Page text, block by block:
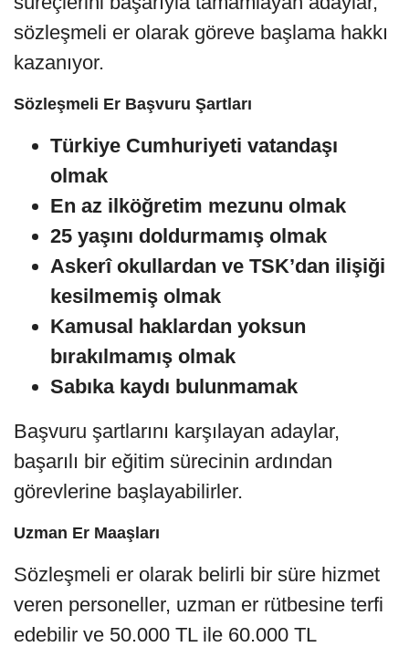
sözleşmeli er olarak göreve başlama hakkı
kazanıyor.
Sözleşmeli Er Başvuru Şartları
Türkiye Cumhuriyeti vatandaşı
olmak
En az ilköğretim mezunu olmak
25 yaşını doldurmamış olmak
Askerî okullardan ve TSK’dan ilişiği
kesilmemiş olmak
Kamusal haklardan yoksun
bırakılmamış olmak
Sabıka kaydı bulunmamak
Başvuru şartlarını karşılayan adaylar,
başarılı bir eğitim sürecinin ardından
görevlerine başlayabilirler.
Uzman Er Maaşları
Sözleşmeli er olarak belirli bir süre hizmet
veren personeller, uzman er rütbesine terfi
edebilir ve 50.000 TL ile 60.000 TL